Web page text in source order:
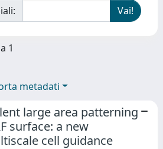
1
metadati
large area patterning
surface: a new
cell guidance